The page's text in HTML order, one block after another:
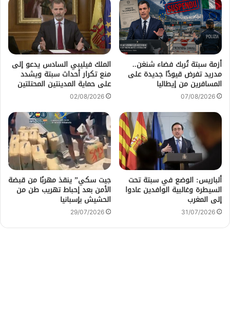
أزمة سبتة تُربك فضاء شنغن..
مدريد تفرض قيودًا جديدة على
المسافرين من إيطاليا
07/08/2026
الملك فيليبي السادس يدعو إلى
منع تكرار أحداث سبتة ويشدد
على حماية المدينتين المحتلتين
02/08/2026
ألباريس: الوضع في سبتة تحت
السيطرة وغالبية الوافدين عادوا
إلى المغرب
31/07/2026
جيت سكي” ينقذ مهربًا من قبضة
الأمن بعد إحباط تهريب طن من
الحشيش بإسبانيا
29/07/2026